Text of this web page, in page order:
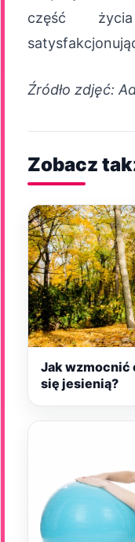
część
Źródło zdjęć:
Zobacz
Jak wzmocnić
się jesienią?